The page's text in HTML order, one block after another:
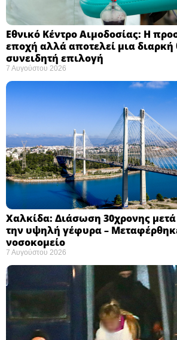
Εθνικό Κέντρο Αιμοδοσίας: H
εποχή αλλά αποτελεί μια διαρκή
συνειδητή επιλογή ​
7 Αυγούστου 2026
Χαλκίδα: Διάσωση 30χρονης
την υψηλή γέφυρα –
νοσοκομείο ​
7 Αυγούστου 2026